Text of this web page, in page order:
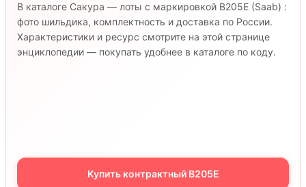
В каталоге Сакура — лоты с маркировкой B205E (Saab) :
фото шильдика, комплектность и доставка по России.
Характеристики и ресурс смотрите на этой странице
энциклопедии — покупать удобнее в каталоге по коду.
Купить контрактный B205E